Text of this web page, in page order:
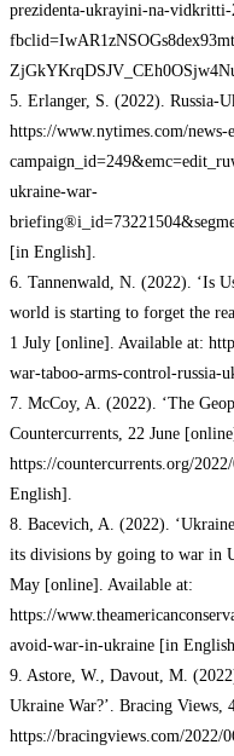
prezidenta-ukrayini-na-
5. Erlanger, S. (2022). Russia-
https://www.nytimes.com/news-
ukraine-war-
[in English].
6. Tannenwald, N. (2022). ‘Is
world is starting to forget the
1 July [online]. Available at:
war-taboo-arms-control-russia-
7. McCoy, A. (2022). ‘The
Countercurrents, 22 June
https://countercurrents.org/
English].
8. Bacevich, A. (2022).
its divisions by going to war in
May [online]. Available at:
https://
avoid-war-in-ukraine [in
9. Astore, W., Davout, M.
Ukraine War?’. Bracing Views,
https://bracingviews.com/2022/